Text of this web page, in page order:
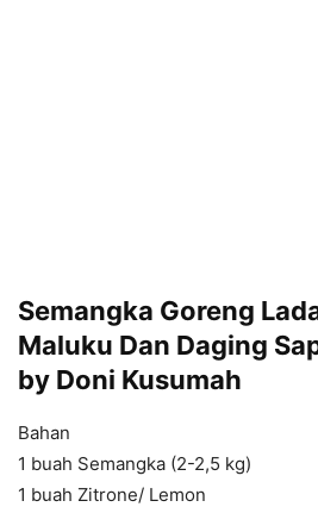
Semangka Goreng
Maluku Dan Daging
by Doni Kusumah
Bahan
1 buah Semangka (2-2,5 kg)
1 buah Zitrone/ Lemon